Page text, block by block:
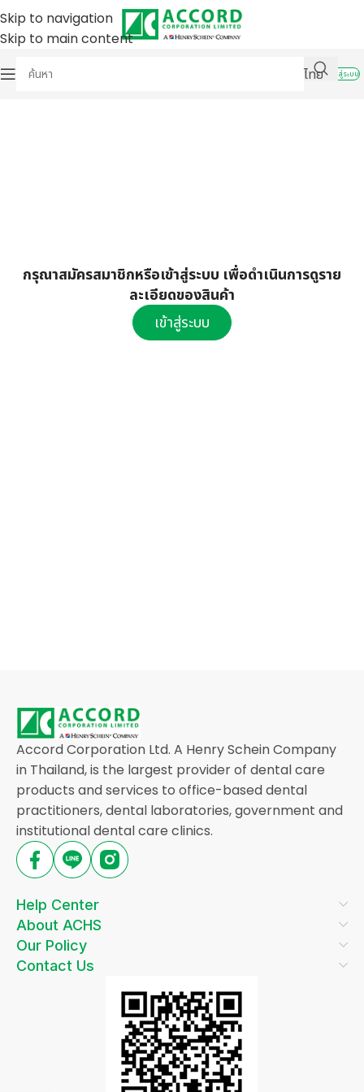
Skip to navigation
Skip to main content
ไทย
เข้าสู่ระบบ
กรุณาสมัครสมาชิกหรือเข้าสู่ระบบ เพื่อดำเนินการดูราย
ละเอียดของสินค้า
เข้าสู่ระบบ
Accord Corporation Ltd. A Henry Schein Company
in Thailand, is the largest provider of dental care
products and services to office-based dental
practitioners, dental laboratories, government and
institutional dental care clinics.
Help Center
About ACHS
Our Policy
Contact Us